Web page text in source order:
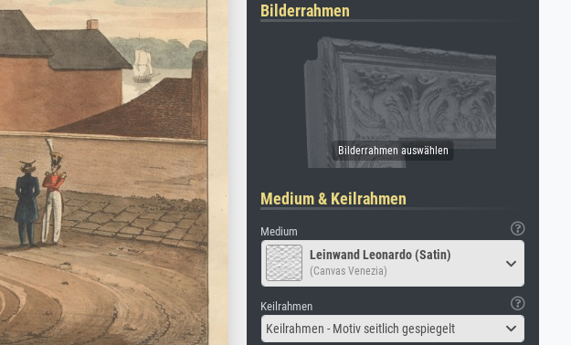
Bilderrahmen
Medium & Keilrahmen
Medium
Leinwand Leonardo (Satin)
(Canvas Venezia)
Keilrahmen
Keilrahmen - Motiv seitlich gespiegelt